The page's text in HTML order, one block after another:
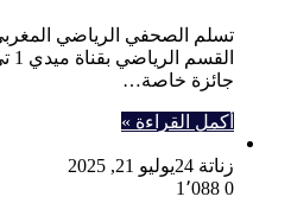
تسلم الصحفي الرياضي
جائزة خاصة…
أكمل القراءة »
زناتة 24
يوليو 21, 2025
0